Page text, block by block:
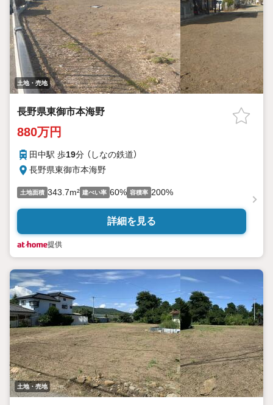
土地・売地
長野県東御市本海野
880万円
田中駅 歩19分 （しなの鉄道）
長野県東御市本海野
土地面積 343.7m² 建ぺい率 60% 容積率 200%
詳細を見る
提供
土地・売地